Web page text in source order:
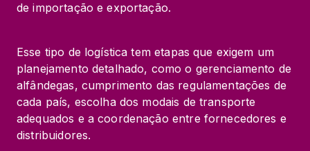
de importação e exportação.
Esse tipo de logística tem etapas que exigem um
planejamento detalhado, como o gerenciamento de
alfândegas, cumprimento das regulamentações de
cada país, escolha dos modais de transporte
adequados e a coordenação entre fornecedores e
distribuidores.